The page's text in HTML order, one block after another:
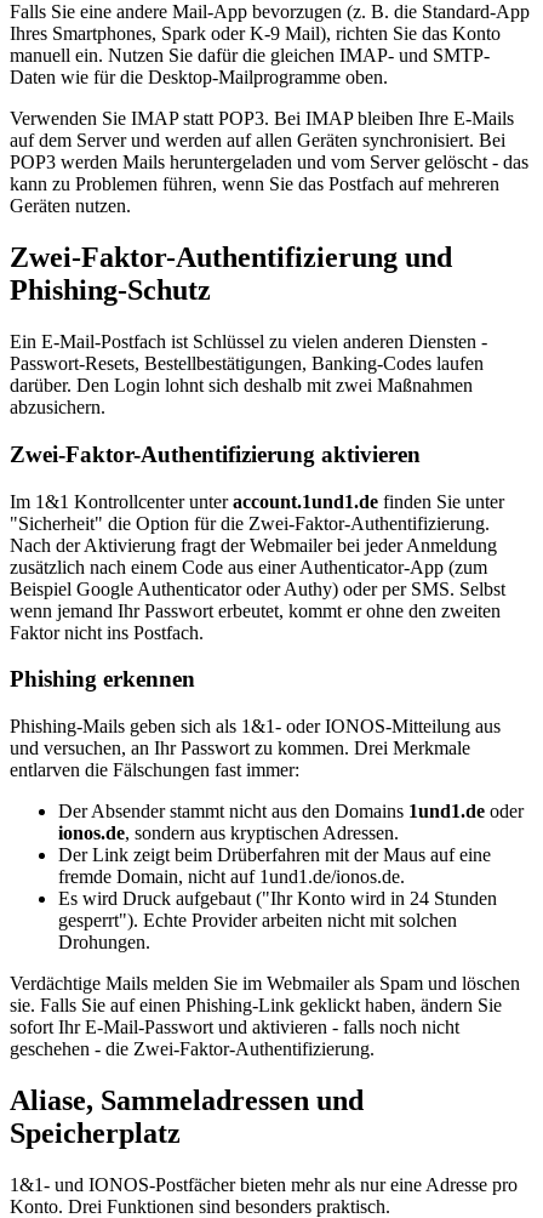
Falls Sie eine andere Mail-App bevorzugen (z. B. die Standard-App
Ihres Smartphones, Spark oder K-9 Mail), richten Sie das Konto
manuell ein. Nutzen Sie dafür die gleichen IMAP- und SMTP-
Daten wie für die Desktop-Mailprogramme oben.
Verwenden Sie IMAP statt POP3. Bei IMAP bleiben Ihre E-Mails
auf dem Server und werden auf allen Geräten synchronisiert. Bei
POP3 werden Mails heruntergeladen und vom Server gelöscht - das
kann zu Problemen führen, wenn Sie das Postfach auf mehreren
Geräten nutzen.
Zwei-Faktor-Authentifizierung und
Phishing-Schutz
Ein E-Mail-Postfach ist Schlüssel zu vielen anderen Diensten -
Passwort-Resets, Bestellbestätigungen, Banking-Codes laufen
darüber. Den Login lohnt sich deshalb mit zwei Maßnahmen
abzusichern.
Zwei-Faktor-Authentifizierung aktivieren
Im 1&1 Kontrollcenter unteraccount.1und1.de finden Sie unter
"Sicherheit" die Option für die Zwei-Faktor-Authentifizierung.
Nach der Aktivierung fragt der Webmailer bei jeder Anmeldung
zusätzlich nach einem Code aus einer Authenticator-App (zum
Beispiel Google Authenticator oder Authy) oder per SMS. Selbst
wenn jemand Ihr Passwort erbeutet, kommt er ohne den zweiten
Faktor nicht ins Postfach.
Phishing erkennen
Phishing-Mails geben sich als 1&1- oder IONOS-Mitteilung aus
und versuchen, an Ihr Passwort zu kommen. Drei Merkmale
entlarven die Fälschungen fast immer:
Der Absender stammt nicht aus den Domains 1und1.de oder
ionos.de, sondern aus kryptischen Adressen.
Der Link zeigt beim Drüberfahren mit der Maus auf eine
fremde Domain, nicht auf 1und1.de/ionos.de.
Es wird Druck aufgebaut ("Ihr Konto wird in 24 Stunden
gesperrt"). Echte Provider arbeiten nicht mit solchen
Drohungen.
Verdächtige Mails melden Sie im Webmailer als Spam und löschen
sie. Falls Sie auf einen Phishing-Link geklickt haben, ändern Sie
sofort Ihr E-Mail-Passwort und aktivieren - falls noch nicht
geschehen - die Zwei-Faktor-Authentifizierung.
Aliase, Sammeladressen und
Speicherplatz
1&1- und IONOS-Postfächer bieten mehr als nur eine Adresse pro
Konto. Drei Funktionen sind besonders praktisch.